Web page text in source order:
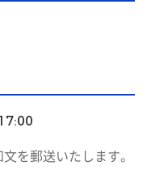
を郵送いたします。